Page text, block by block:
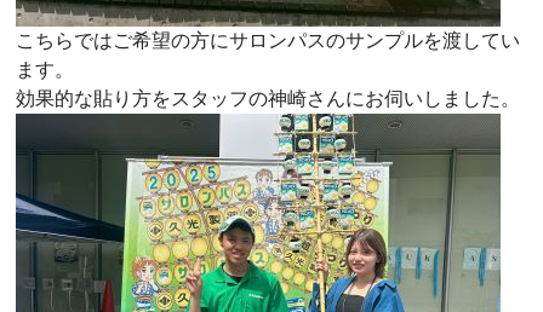
こちらではご希望の方にサロンパスのサンプルを渡してい
ます。
効果的な貼り方をスタッフの神崎さんにお伺いしました。